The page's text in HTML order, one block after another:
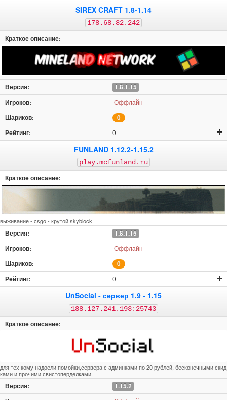
SIREX CRAFT 1.8-1.14
178.68.82.242
1.8.1.15
Оффлайн
0
0
FUNLAND 1.12.2-1.15.2
play.mcfunland.ru
выживание - csgo - крутой skyblock
1.8.1.15
Оффлайн
0
0
UnSocial - сервер 1.9 - 1.15
188.127.241.193:25743
для тех кому надоели помойки,сервера с админками по 20 рублей, бесконечными скид
ками и прочими свистоперделками.
1.15.2